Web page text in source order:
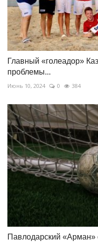
Главный «голеадор»
проблемы...
Июнь 10, 2024 0 384
Павлодарский «Арман»